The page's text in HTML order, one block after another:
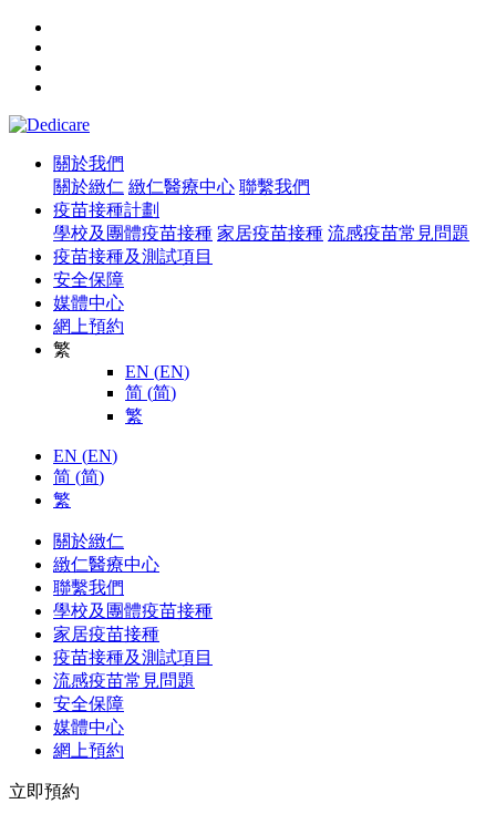
關於我們
關於緻仁 緻仁醫療中心 聯繫我們
疫苗接種計劃
學校及團體疫苗接種 家居疫苗接種 流感疫苗常見問題
疫苗接種及測試項目
安全保障
媒體中心
網上預約
繁
EN (EN)
简 (简)
繁
EN (EN)
简 (简)
繁
關於緻仁
緻仁醫療中心
聯繫我們
學校及團體疫苗接種
家居疫苗接種
疫苗接種及測試項目
流感疫苗常見問題
安全保障
媒體中心
網上預約
立即預約